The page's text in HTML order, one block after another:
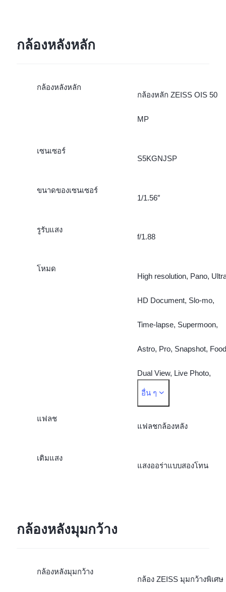
กล้องหลังหลัก
กล้องหลังหลัก
กล้องหลัก ZEISS OIS 50
MP
เซนเซอร์
S5KGNJSP
ขนาดของเซนเซอร์
1/1.56″
รูรับแสง
f/1.88
โหมด
High resolution, Pano,
HD Document, Slo-mo,
Time-lapse, Supermoon,
Astro, Pro, Snapshot,
Dual View, Live Photo,
Night, Portrait, Photo,
Video, Micro Movie
อื่น ๆ
แฟลช
แฟลชกล้องหลัง
เติมแสง
แสงออร่าแบบสองโทน
กล้องหลังมุมกว้าง
กล้องหลังมุมกว้าง
กล้อง ZEISS มุมกว้างพิเศษ